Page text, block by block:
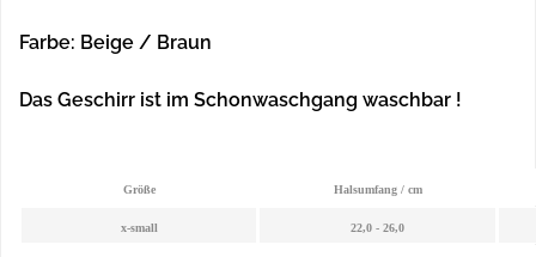
Farbe: Beige / Braun
Das Geschirr ist im Schonwaschgang waschbar !
Größe Halsumfang / cm
x-small 22,0 - 26,0